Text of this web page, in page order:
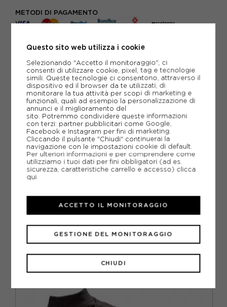
METODI DI PAGAMENTO
PIÙ INFORMAZIONI
SCHEDA TECNICA
GUIDA ALLE TAGLIE
DOMANDE FREQUENTI
Come ordinare la taglia giusta?
Scegli la calzata giusta per le tue scarpe
da calcio
CONSIGLIATI DA NOI
Questo sito web utilizza i cookie
Selezionando "Accetto il monitoraggio", ci
consenti di utilizzare cookie, pixel, tag e tecnologie
simili. Queste tecnologie ci consentono, attraverso il
dispositivo ed il browser da te utilizzati, di
monitorare la tua attività per scopi di marketing e
funzionali, quali ad esempio la personalizzazione di
annunci e il miglioramento del
sito. Potremmo condividere queste informazioni
con terzi: partner pubblicitari come Google,
Facebook e Instagram per fini di marketing.
Cliccando il pulsante "Chiudi" continuerai la
navigazione con le impostazioni cookie di default.
Per ulteriori informazioni e per comprendere come
utilizziamo i tuoi dati per fini obbligatori (ad es.
sicurezza, caratteristiche carrello e accesso) clicca
qui
CHIUDI
GESTIONE DEL MONITORAGGIO
ACCETTO IL MONITORAGGIO